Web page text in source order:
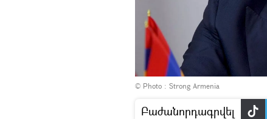
© Photo : Strong Armenia
Բաժանորդագրվել